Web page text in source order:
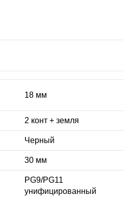
18 мм
2 конт + земля
Черный
30 мм
PG9/PG11
унифицированный